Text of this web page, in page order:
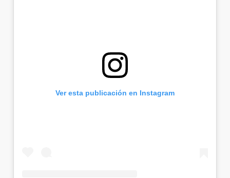
Ver esta publicación en Instagram